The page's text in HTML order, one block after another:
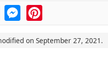
MessengerPinterest
on September 27, 2021 .